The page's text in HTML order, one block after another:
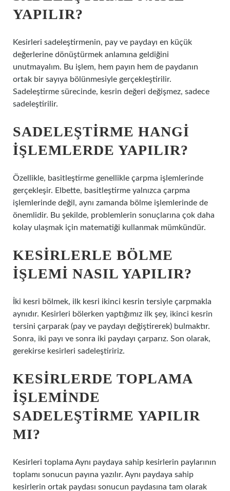
YAPILIR?
Kesirleri sadeleştirmenin, pay ve paydayı en küçük
değerlerine dönüştürmek anlamına geldiğini
unutmayalım. Bu işlem, hem payın hem de paydanın
ortak bir sayıya bölünmesiyle gerçekleştirilir.
Sadeleştirme sürecinde, kesrin değeri değişmez, sadece
sadeleştirilir.
SADELEŞTIRME HANGI
IŞLEMLERDE YAPILIR?
Özellikle, basitleştirme genellikle çarpma işlemlerinde
gerçekleşir. Elbette, basitleştirme yalnızca çarpma
işlemlerinde değil, aynı zamanda bölme işlemlerinde de
önemlidir. Bu şekilde, problemlerin sonuçlarına çok daha
kolay ulaşmak için matematiği kullanmak mümkündür.
KESIRLERLE BÖLME
IŞLEMI NASIL YAPILIR?
İki kesri bölmek, ilk kesri ikinci kesrin tersiyle çarpmakla
aynıdır. Kesirleri bölerken yaptığımız ilk şey, ikinci kesrin
tersini çarparak (pay ve paydayı değiştirerek) bulmaktır.
Sonra, iki payı ve sonra iki paydayı çarparız. Son olarak,
gerekirse kesirleri sadeleştiririz.
KESIRLERDE TOPLAMA
IŞLEMINDE
SADELEŞTIRME YAPILIR
MI?
Kesirleri toplama Aynı paydaya sahip kesirlerin paylarının
toplamı sonucun payına yazılır. Aynı paydaya sahip
kesirlerin ortak paydası sonucun paydasına tam olarak